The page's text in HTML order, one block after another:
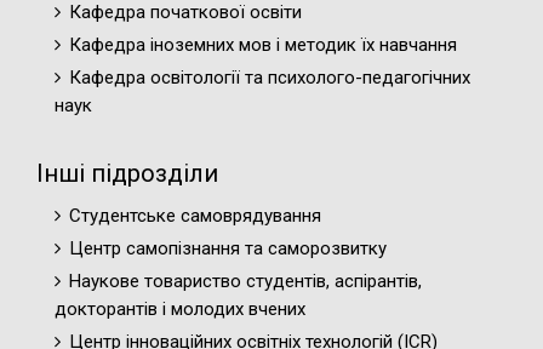
Кафедра початкової освіти
Кафедра іноземних мов і методик їх навчання
Кафедра освітології та психолого-педагогічних
наук
Інші підрозділи
Студентське самоврядування
Центр самопізнання та саморозвитку
Наукове товариство студентів, аспірантів,
докторантів і молодих вчених
Центр інноваційних освітніх технологій (ICR)